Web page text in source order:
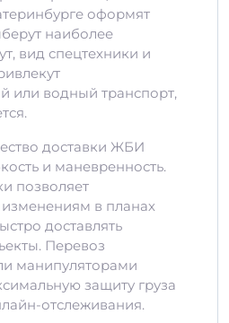
оформят
наиболее
вид спецтехники и
или водный транспорт,
доставки ЖБИ
и маневренность.
позволяет
изменениям в планах
доставлять
Перевоз
манипуляторами
защиту груза
отслеживания.